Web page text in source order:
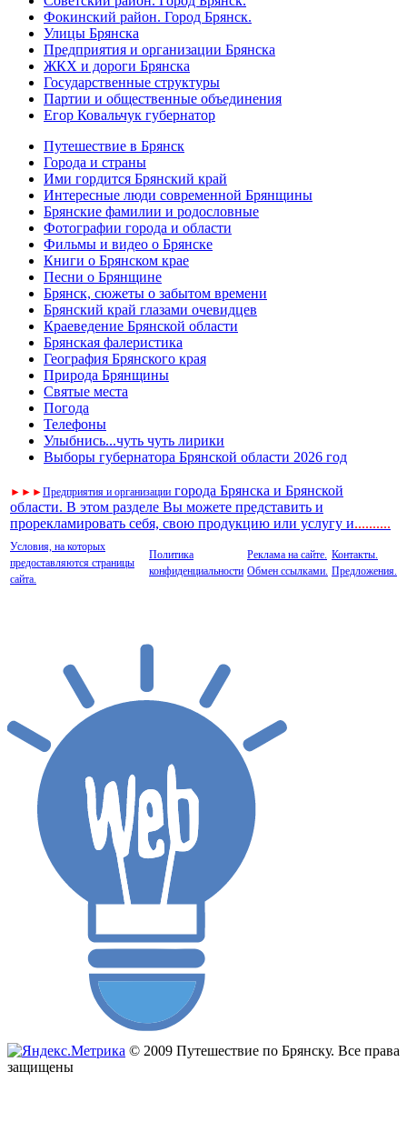
Фокинский район. Город Брянск.
Улицы Брянска
Предприятия и организации Брянска
ЖКХ и дороги Брянска
Государственные структуры
Партии и общественные объединения
Егор Ковальчук губернатор
Путешествие в Брянск
Города и страны
Ими гордится Брянский край
Интересные люди современной Брянщины
Брянские фамилии и родословные
Фотографии города и области
Фильмы и видео о Брянске
Книги о Брянском крае
Песни о Брянщине
Брянск, сюжеты о забытом времени
Брянский край глазами очевидцев
Краеведение Брянской области
Брянская фалеристика
География Брянского края
Природа Брянщины
Святые места
Погода
Телефоны
Улыбнись...чуть чуть лирики
Выборы губернатора Брянской области 2026 год
► ► ►Предприятия и организации города Брянска и Брянской
области. В этом разделе Вы можете представить и
прорекламировать себя, свою продукцию или услугу и..........
Условия, на которых
предоставляются страницы
сайта.
Политика
конфиденциальности
Реклама на сайте.
Обмен ссылками.
Контакты.
Предложения.
© 2009 Путешествие по Брянску. Все права
защищены